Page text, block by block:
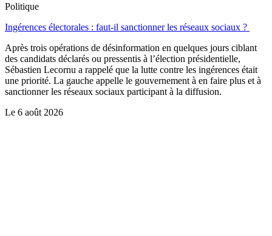
Politique
Ingérences électorales : faut-il sanctionner les réseaux sociaux ?
Après trois opérations de désinformation en quelques jours ciblant
des candidats déclarés ou pressentis à l’élection présidentielle,
Sébastien Lecornu a rappelé que la lutte contre les ingérences était
une priorité. La gauche appelle le gouvernement à en faire plus et à
sanctionner les réseaux sociaux participant à la diffusion.
Le 6 août 2026